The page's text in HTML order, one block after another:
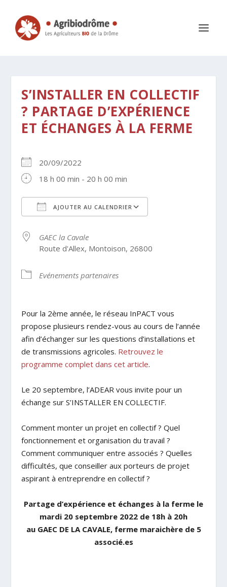
S’INSTALLER EN COLLECTIF
? PARTAGE D’EXPÉRIENCE
ET ÉCHANGES À LA FERME
20/09/2022
18 h 00 min - 20 h 00 min
AJOUTER AU CALENDRIER
GAEC la Cavale
Route d'Allex, Montoison, 26800
Evénements partenaires
Pour la 2ème année, le réseau InPACT vous
propose plusieurs rendez-vous au cours de l’année
afin d’échanger sur les questions d’installations et
de transmissions agricoles. Retrouvez le
programme complet dans cet article.
Le 20 septembre, l’ADEAR vous invite pour un
échange surS’INSTALLER EN COLLECTIF.
Comment monter un projet en collectif ? Quel
fonctionnement etorganisation du travail ?
Comment communiquer entre associés ? Quelles
difficultés, que conseiller aux porteurs de projet
aspirant àentreprendre en collectif ?
Partage d’expérience et échanges à la ferme le
mardi 20 septembre 2022 de 18h à 20h
au GAEC DE LA CAVALE, ferme maraichère de 5
associé.es